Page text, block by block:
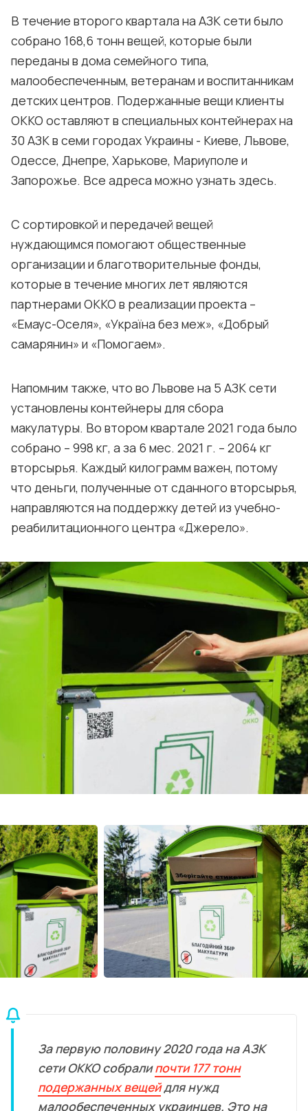
В течение второго квартала на АЗК сети было
собрано 168,6 тонн вещей, которые были
переданы в дома семейного типа,
малообеспеченным, ветеранам и воспитанникам
детских центров. Подержанные вещи клиенты
ОККО оставляют в специальных контейнерах на
30 АЗК в семи городах Украины - Киеве, Львове,
Одессе, Днепре, Харькове, Мариуполе и
Запорожье. Все адреса можно узнать здесь.
С сортировкой и передачей вещей
нуждающимся помогают общественные
организации и благотворительные фонды,
которые в течение многих лет являются
партнерами ОККО в реализации проекта –
«Емаус-Оселя», «Україна без меж», «Добрый
самарянин» и «Помогаем».
Напомним также, что во Львове на 5 АЗК сети
установлены контейнеры для сбора
макулатуры. Во втором квартале 2021 года было
собрано – 998 кг, а за 6 мес. 2021 г. – 2064 кг
вторсырья. Каждый килограмм важен, потому
что деньги, полученные от сданного вторсырья,
направляются на поддержку детей из учебно-
реабилитационного центра «Джерело».
За первую половину 2020 года на АЗК
сети ОККО собралипочти 177 тонн
подержанных вещейдля нужд
малообеспеченных украинцев. Это на